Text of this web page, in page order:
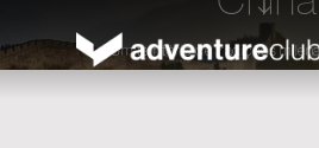
main
content
Um território de tradições